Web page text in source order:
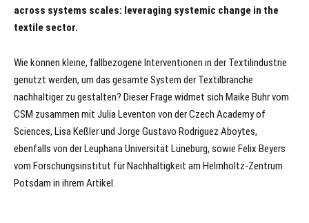
across systems scales: leveraging systemic change in the
textile sector.
Wie können kleine, fallbezogene Interventionen in der Textilindustrie
genutzt werden, um das gesamte System der Textilbranche
nachhaltiger zu gestalten? Dieser Frage widmet sich Maike Buhr vom
CSM zusammen mit Julia Leventon von der Czech Academy of
Sciences, Lisa Keßler und Jorge Gustavo Rodriguez Aboytes,
ebenfalls von der Leuphana Universität Lüneburg, sowie Felix Beyers
vom Forschungsinstitut für Nachhaltigkeit am Helmholtz-Zentrum
Potsdam in ihrem Artikel.